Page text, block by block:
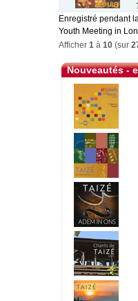
Enregistré pendant
Youth Meeting in
Afficher 1 à 10 (sur
Nouveautés -